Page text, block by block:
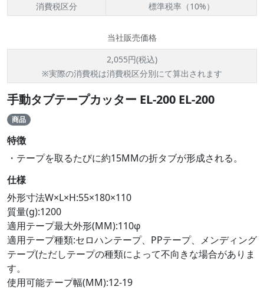
消費税区分
標準税率（10%）
当社販売価格
2,055円(税込)
※実際の消費税は消費税区分別にて算出されます
手動タブテープカッター EL-200 EL-200
商品
特徴
・テープを取るたびに約15MMの折タブが形成される。
仕様
外形寸法W×L×H:55×180×110
質量(g):1200
適用テープ最大外形(MM):110φ
適用テープ種類:セロハンテープ、PPテープ、メンディング
テープ(ただしテープの種類によって不向きな場合がありま
す。
使用可能テープ幅(MM):12-19